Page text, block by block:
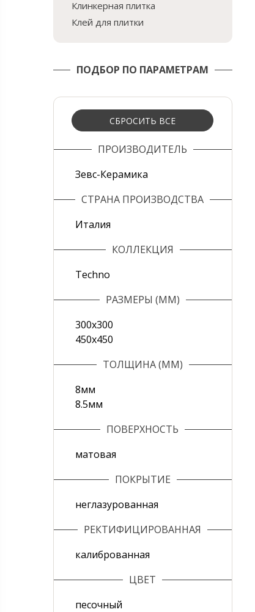
Клинкерная плитка
Клей для плитки
ПОДБОР ПО ПАРАМЕТРАМ
СБРОСИТЬ ВСЕ
ПРОИЗВОДИТЕЛЬ
Зевс-Керамика
СТРАНА ПРОИЗВОДСТВА
Италия
КОЛЛЕКЦИЯ
Techno
РАЗМЕРЫ (ММ)
300х300
450х450
ТОЛЩИНА (ММ)
8мм
8.5мм
ПОВЕРХНОСТЬ
матовая
ПОКРЫТИЕ
неглазурованная
РЕКТИФИЦИРОВАННАЯ
калиброванная
ЦВЕТ
песочный